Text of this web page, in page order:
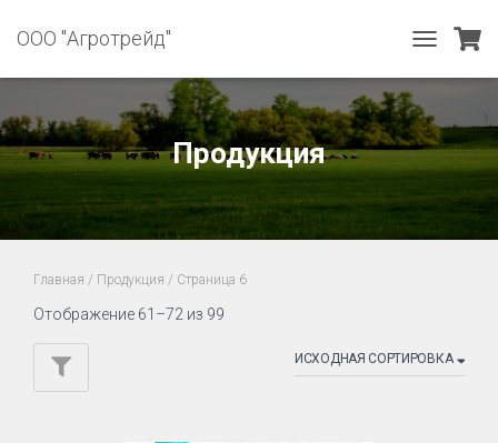
ООО "Агротрейд"
TOGGLE
NAVIGATION
Продукция
Главная / Продукция / Страница 6
Отображение 61–72 из 99